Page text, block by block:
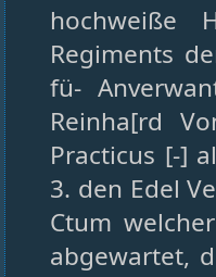
hochweiße
Regiments
fü-
Reinha[rd
Practicus [-]
3. den Edel
Ctum
abgewartet,